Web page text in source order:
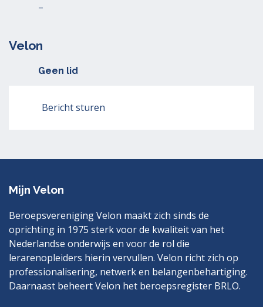
–
Velon
Geen lid
Bericht sturen
Mijn Velon
Beroepsvereniging Velon maakt zich sinds de
oprichting in 1975 sterk voor de kwaliteit van het
Nederlandse onderwijs en voor de rol die
lerarenopleiders hierin vervullen. Velon richt zich op
professionalisering, netwerk en belangenbehartiging.
Daarnaast beheert Velon het beroepsregister BRLO.